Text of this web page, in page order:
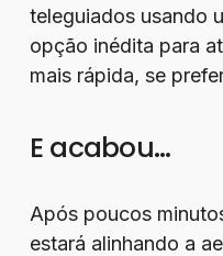
teleguiados usando
opção inédita para
mais rápida, se
E acabou…
Após poucos
estará alinhando a